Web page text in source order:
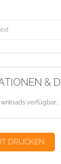
&
verfügbar...
DRUCKEN